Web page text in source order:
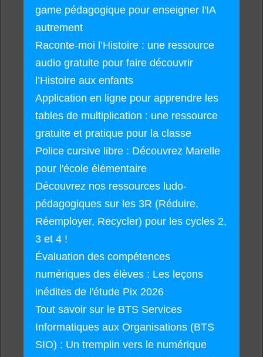
game pédagogique pour enseigner l'IA
autrement
Raconte-moi l’Histoire : une ressource
audio gratuite pour faire découvrir
l’Histoire aux enfants
Application en ligne pour apprendre les
tables de multiplication : une ressource
gratuite et pratique pour la classe
Police cursive libre : Découvrez Marelle
pour l'école élémentaire
Découvrez nos ressources ludo-
pédagogiques sur les 3R (Réduire,
Réemployer, Recycler) pour les cycles 2,
3 et 4 !
Évaluation des compétences
numériques des élèves : Les leçons
inédites de l'étude Pix 2026
Tout savoir sur le BTS Services
Informatiques aux Organisations (BTS
SIO) : Un tremplin vers le numérique